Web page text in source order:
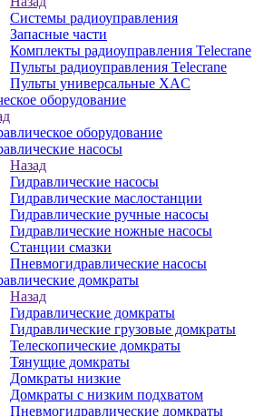
Системы радиоуправления
Запасные части
Комплекты радиоуправления Telecrane
Пульты радиоуправления Telecrane
Пульты универсальные XAC
оборудование
оборудование
насосы
Назад
Гидравлические насосы
Гидравлические маслостанции
Гидравлические ручные насосы
Гидравлические ножные насосы
Станции смазки
Пневмогидравлические насосы
домкраты
Назад
Гидравлические домкраты
Гидравлические грузовые домкраты
Телескопические домкраты
Тянущие домкраты
Домкраты низкие
Домкраты с низким подхватом
Пневмогидравлические домкраты